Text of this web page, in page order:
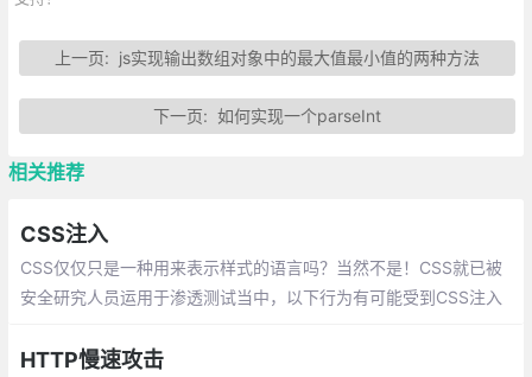
上一页: js实现输出数组对象中的最大值最小值的两种方法
下一页: 如何实现一个parseInt
相关推荐
CSS注入
CSS仅仅只是一种用来表示样式的语言吗？当然不是！CSS就已被
安全研究人员运用于渗透测试当中，以下行为有可能受到CSS注入
的输入数据
HTTP慢速攻击